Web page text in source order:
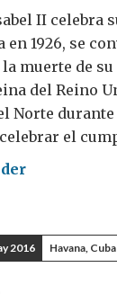
II celebra
en 1926, se
muerte de
del Reino
Norte
el
2016 Havana, Cuba